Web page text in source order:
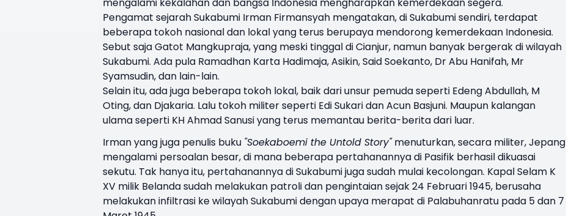
Pengamat sejarah Sukabumi Irman Firmansyah mengatakan, di Sukabumi sendiri, terdapat
beberapa tokoh nasional dan lokal yang terus berupaya mendorong kemerdekaan Indonesia.
Sebut saja Gatot Mangkupraja, yang meski tinggal di Cianjur, namun banyak bergerak di wilayah
Sukabumi. Ada pula Ramadhan Karta Hadimaja, Asikin, Said Soekanto, Dr Abu Hanifah, Mr
Syamsudin, dan lain-lain.
Selain itu, ada juga beberapa tokoh lokal, baik dari unsur pemuda seperti Edeng Abdullah, M
Oting, dan Djakaria. Lalu tokoh militer seperti Edi Sukari dan Acun Basjuni. Maupun kalangan
ulama seperti KH Ahmad Sanusi yang terus memantau berita-berita dari luar.
Irman yang juga penulis buku "Soekaboemi the Untold Story"menuturkan, secara militer, Jepang
mengalami persoalan besar, di mana beberapa pertahanannya di Pasifik berhasil dikuasai
sekutu. Tak hanya itu, pertahanannya di Sukabumi juga sudah mulai kecolongan. Kapal Selam K
XV milik Belanda sudah melakukan patroli dan pengintaian sejak 24 Februari 1945, berusaha
melakukan infiltrasi ke wilayah Sukabumi dengan upaya merapat di Palabuhanratu pada 5 dan 7